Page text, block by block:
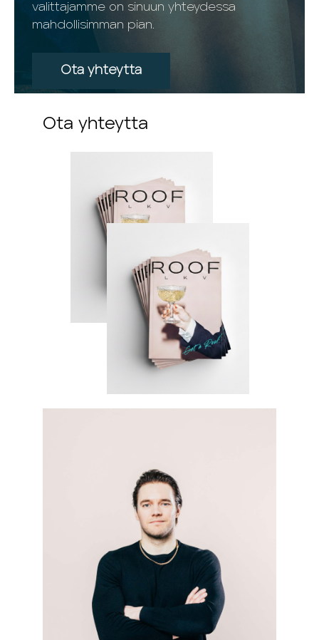
valittajamme on sinuun yhteydessa
mahdollisimman pian.
Ota yhteytta
Ota yhteytta